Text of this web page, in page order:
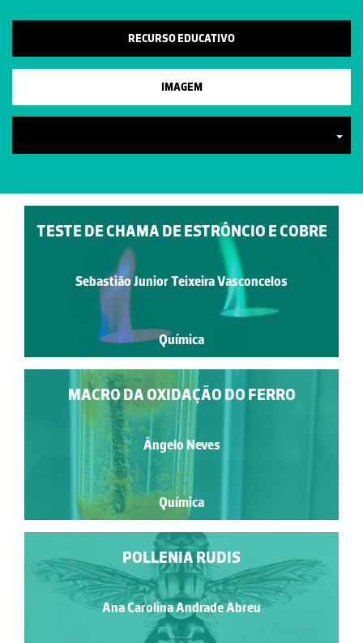
RECURSO EDUCATIVO
IMAGEM
TESTE DE CHAMA DE ESTRÔNCIO E COBRE
Sebastião Junior Teixeira Vasconcelos
Química
MACRO DA OXIDAÇÃO DO FERRO
Ângelo Neves
Química
POLLENIA RUDIS
Ana Carolina Andrade Abreu